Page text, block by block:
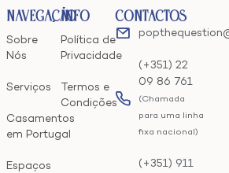
Navegação
Sobre
Nós
Serviços
Casamentos
em Portugal
Espaços
Info
Política de
Privacidade
Termos e
Condições
Contactos
(+351) 22
09 86 761
(Chamada
para uma linha
fixa nacional)
(+351) 911